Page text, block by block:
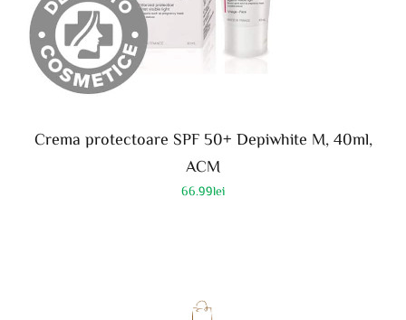
Crema protectoare SPF 50+ Depiwhite M, 40ml,
ACM
66.99lei